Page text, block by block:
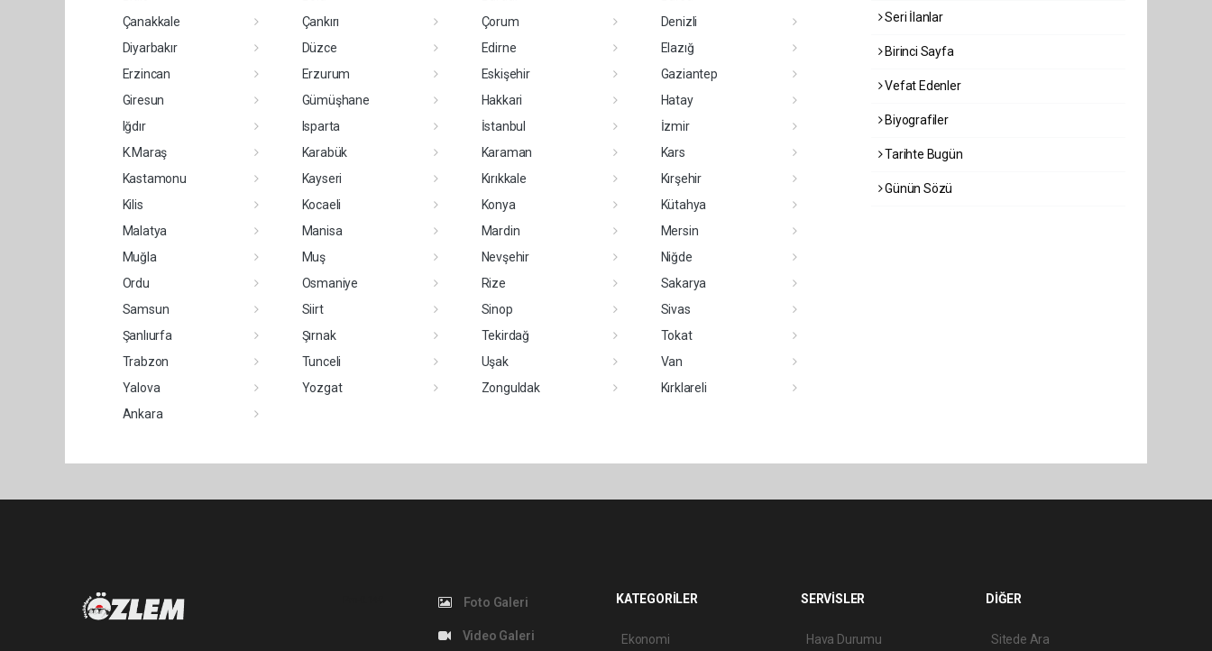
Çanakkale
Çankırı Çorum
Denizli
Diyarbakır
Düzce Edirne
Elazığ
Erzincan
Erzurum Eskişehir
Gaziantep
Giresun
Gümüşhane Hakkari
Hatay
Iğdır
Isparta İstanbul
İzmir
K.Maraş
Karabük Karaman
Kars
Kastamonu
Kayseri Kırıkkale
Kırşehir
Kilis
Kocaeli Konya
Kütahya
Malatya
Manisa Mardin
Mersin
Muğla
Muş Nevşehir
Niğde
Ordu
Osmaniye Rize
Sakarya
Samsun
Siirt Sinop
Sivas
Şanlıurfa
Şırnak Tekirdağ
Tokat
Trabzon
Tunceli Uşak
Van
Yalova
Yozgat Zonguldak
Kırklareli
Ankara
Seri İlanlar
Birinci Sayfa
Vefat Edenler
Biyografiler
Tarihte Bugün
Günün Sözü
Foto Galeri
Video Galeri
KATEGORİLER
Ekonomi
SERVİSLER
Hava Durumu
DİĞER
Sitede Ara